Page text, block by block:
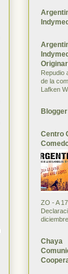
Repudio
de la
Lafken
Centro
ZO - A
Chaya